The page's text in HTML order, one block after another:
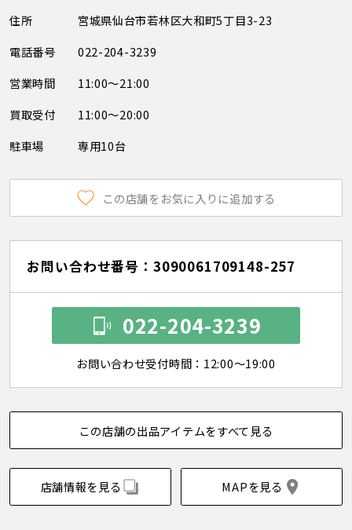
住所
宮城県仙台市若林区大和町5丁目3-23
電話番号
022-204-3239
営業時間
11:00～21:00
買取受付
11:00～20:00
駐車場
専用10台
この店舗をお気に入りに追加する
お問い合わせ番号：3090061709148-257
022-204-3239
お問い合わせ受付時間：12:00～19:00
この店舗の出品アイテムをすべて見る
店舗情報を見る MAPを見る